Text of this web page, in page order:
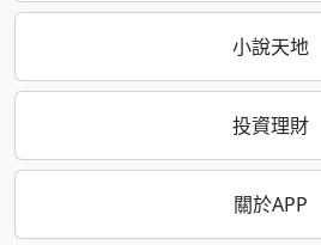
小說天地
投資理財
關於APP